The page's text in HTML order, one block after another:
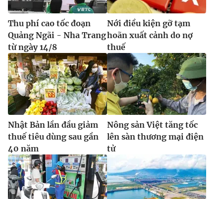
Thu phí cao tốc đoạn
Quảng Ngãi - Nha Trang
từ ngày 14/8
Nới điều kiện gỡ tạm
hoãn xuất cảnh do nợ
thuế
Nhật Bản lần đầu giảm
thuế tiêu dùng sau gần
40 năm
Nông sản Việt tăng tốc
lên sàn thương mại điện
tử